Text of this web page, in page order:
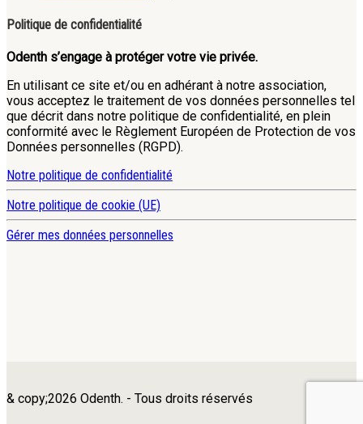
Politique de confidentialité
Odenth s’engage à protéger votre vie privée.
En utilisant ce site et/ou en adhérant à notre association,
vous acceptez le traitement de vos données personnelles tel
que décrit dans notre politique de confidentialité, en plein
conformité avec le Règlement Européen de Protection de vos
Données personnelles (RGPD).
Notre politique de confidentialité
Notre politique de cookie (UE)
Gérer mes données personnelles
& copy;2026 Odenth. - Tous droits réservés